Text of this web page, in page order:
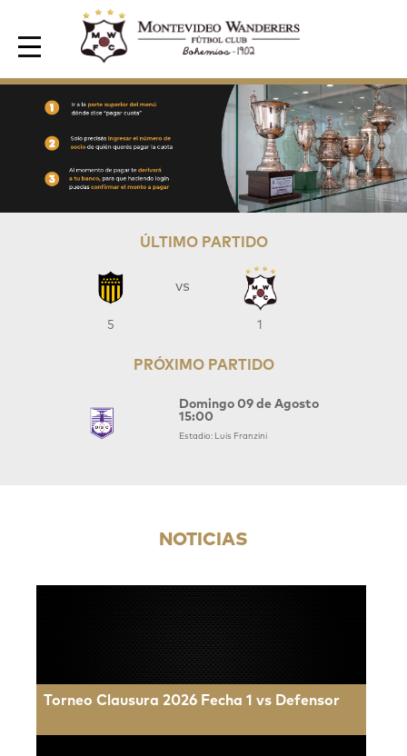
Area de Socios
ÚLTIMO PARTIDO
5
vs
1
PRÓXIMO PARTIDO
Domingo 09 de Agosto
15:00
Estadio: Luis Franzini
NOTICIAS
Torneo Clausura 2026 Fecha 1 vs Defensor